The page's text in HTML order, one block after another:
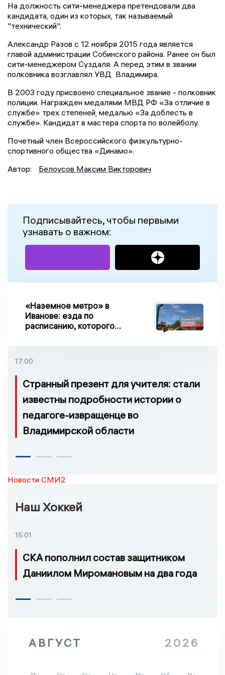
На должность сити-менеджера претендовали два
кандидата, один из которых, так называемый
"технический".
Александр Разов с 12 ноября 2015 года является
главой администрации Собинского района. Ранее он был
сити-менеджером Суздаля. А перед этим в звании
полковника возглавлял УВД Владимира.
В 2003 году присвоено специальное звание - полковник
полиции. Награжден медалями МВД РФ «За отличие в
службе» трех степеней, медалью «За доблесть в
службе». Кандидат в мастера спорта по волейболу.
Почетный член Всероссийского физкультурно-
спортивного общества «Динамо».
Автор:
Белоусов Максим Викторович
Подписывайтесь, чтобы первыми
узнавать о важном:
«Наземное метро» в
Иванове: езда по
расписанию, которого
17:00
Странный презент для учителя: стали
известны подробности истории о
педагоге-извращенце во
Владимирской области
Новости СМИ2
Наш Хоккей
15:01
СКА пополнил состав защитником
Даниилом Миромановым на два года
АВГУСТ 2026